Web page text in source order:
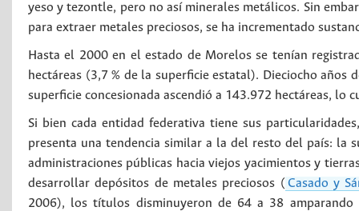
yeso y tezontle, pero no así minerales metálicos. Sin
para extraer metales preciosos, se ha incrementado
Hasta el 2000 en el estado de Morelos se tenían
hectáreas (3,7 % de la superficie estatal). Dieciocho
superficie concesionada ascendió a 143.972 hectáreas, lo
Si bien cada entidad federativa tiene sus
presenta una tendencia similar a la del resto del país: la
administraciones públicas hacia viejos yacimientos y
desarrollar depósitos de metales preciosos ( Casado y
2006), los títulos disminuyeron de 64 a 38